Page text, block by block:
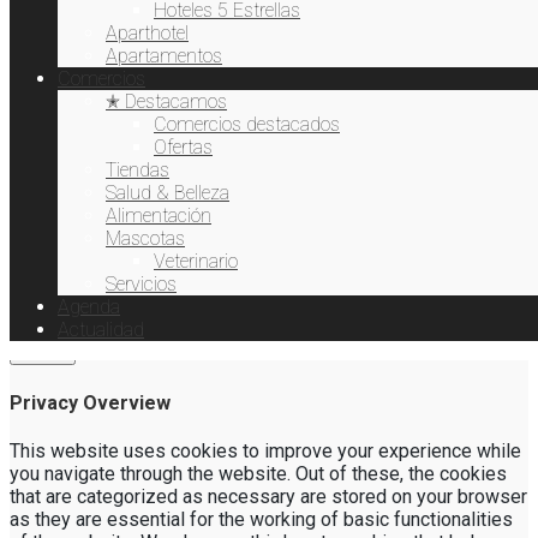
Hoteles 5 Estrellas
Aparthotel
Apartamentos
Comercios
✭ Destacamos
Comercios destacados
Ofertas
Tiendas
Salud & Belleza
Alimentación
Mascotas
Veterinario
Servicios
Agenda
Actualidad
This website uses cookies to improve your experience. We'll
assume you're ok with this, but you can opt-out if you wish.
Cookie settings
ACCEPT
Privacy Overview
This website uses cookies to improve your experience while
you navigate through the website. Out of these, the cookies
that are categorized as necessary are stored on your browser
as they are essential for the working of basic functionalities